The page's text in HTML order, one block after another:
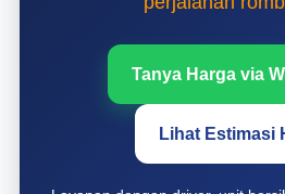
Tanya Harga via
Lihat Estimasi